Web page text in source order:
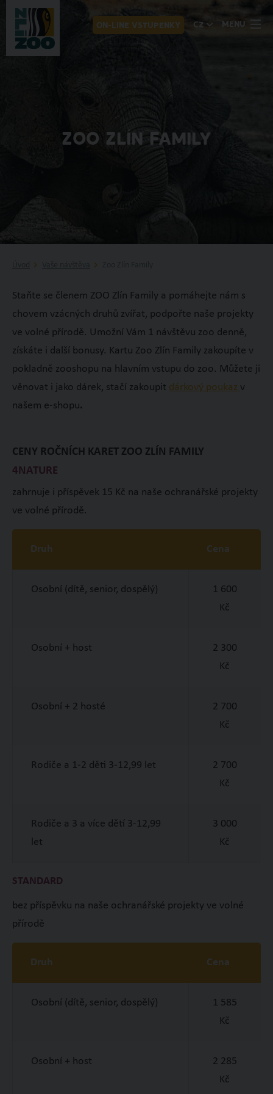
ON-LINE VSTUPENKY CZ MENU
ZOO ZLÍN FAMILY
Staňte se členem ZOO Zlín Family a pomáhejte nám s
chovem vzácných druhů zvířat, podpořte naše projekty
ve volné přírodě. Umožní Vám 1 návštěvu zoo denně,
získáte i další bonusy. Kartu Zoo Zlín Family zakoupíte v
pokladně zooshopu na hlavním vstupu do zoo. Můžete ji
věnovat i jako dárek, stačí zakoupit dárkový poukaz v
našem e-shopu.
CENY ROČNÍCH KARET ZOO ZLÍN FAMILY
4NATURE
zahrnuje i příspěvek 15 Kč na naše ochranářské projekty
ve volné přírodě.
Druh Cena
Osobní (dítě, senior, dospělý)
1 600
Kč
Osobní + host
2 300
Kč
Osobní + 2 hosté
2 700
Kč
Rodiče a 1-2 děti 3-12,99 let
2 700
Kč
Rodiče a 3 a více dětí 3-12,99
let
3 000
Kč
STANDARD
bez příspěvku na naše ochranářské projekty ve volné
přírodě
Druh Cena
Osobní (dítě, senior, dospělý)
1 585
Kč
Osobní + host
2 285
Kč